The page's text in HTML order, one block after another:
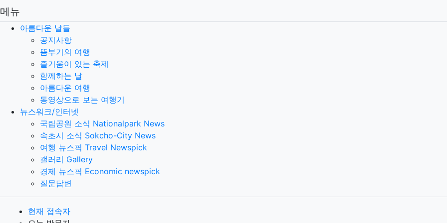
메뉴
아름다운 날들
공지사항
뜸부기의 여행
즐거움이 있는 축제
함께하는 날
아름다운 여행
동영상으로 보는 여행기
뉴스워크/인터넷
국립공원 소식 Nationalpark News
속초시 소식 Sokcho-City News
여행 뉴스픽 Travel Newspick
갤러리 Gallery
경제 뉴스픽 Economic newspick
질문답변
현재 접속자